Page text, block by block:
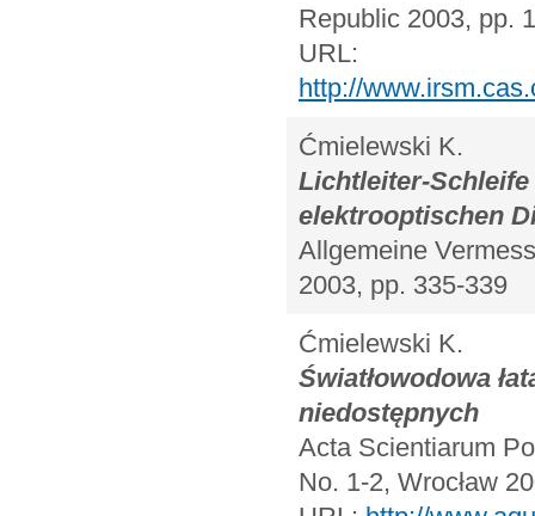
Republic 2003, pp.
URL:
http://
Ćmielewski K.
Lichtleiter-
elektrooptischen
Allgemeine
2003, pp. 335-339
Ćmielewski K.
Światłowodowa
niedostępnych
Acta Scientiarum
No. 1-2, Wrocław